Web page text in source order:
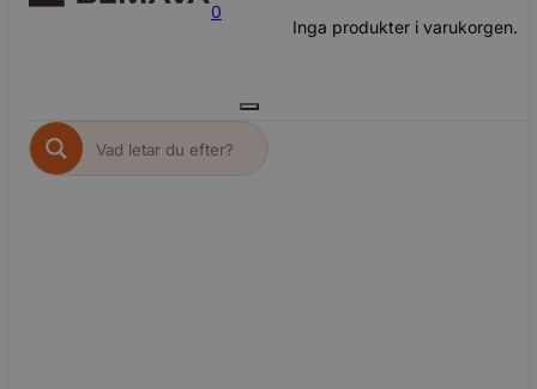
0
Inga produkter i varukorgen.